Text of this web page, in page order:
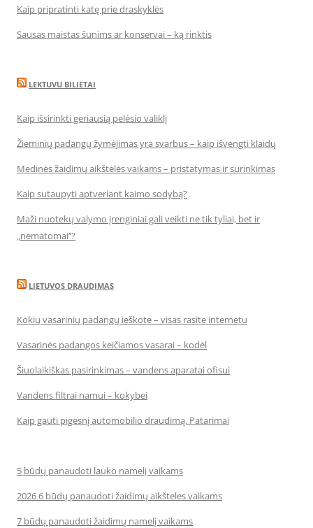
Kaip pripratinti katę prie draskyklės
Sausas maistas šunims ar konservai – ką rinktis
LEKTUVU BILIETAI
Kaip išsirinkti geriausią pelėsio valiklį
Žieminių padangų žymėjimas yra svarbus – kaip išvengti klaidų
Medinės žaidimų aikštelės vaikams – pristatymas ir surinkimas
Kaip sutaupyti aptveriant kaimo sodybą?
Maži nuotekų valymo įrenginiai gali veikti ne tik tyliai, bet ir
„nematomai‘‘?
LIETUVOS DRAUDIMAS
Kokių vasarinių padangų ieškote – visas rasite internetu
Vasarinės padangos keičiamos vasarai – kodėl
Šiuolaikiškas pasirinkimas – vandens aparatai ofisui
Vandens filtrai namui – kokybei
Kaip gauti pigesnį automobilio draudimą. Patarimai
5 būdų panaudoti lauko namelį vaikams
2026 6 būdų panaudoti žaidimų aikšteles vaikams
7 būdų panaudoti žaidimų namelį vaikams